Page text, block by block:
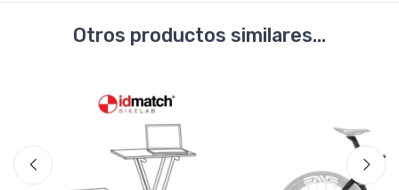
Otros productos similares...